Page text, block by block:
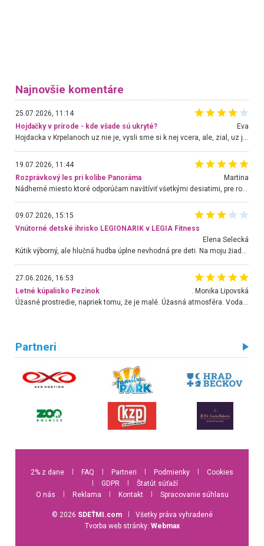
Najnovšie komentáre
25.07.2026, 11:14
Hojdačky v prírode - kde všade sú ukryté?
Eva
Hojdacka v Krpelanoch uz nie je, vysli sme si k nej vcera, ale, zial, uz je znicena. Ak sem planujete cestu len kvoli hojdacke, mozete si ju usetrit. Krasny vyhlad je tu vsak aj bez hojdacky :-)
19.07.2026, 11:44
Rozprávkový les pri kolibe Panoráma
Martina
Nádherné miesto ktoré odporúčam navštíviť všetkými desiatimi, pre rodiny s deťmi, dôchodcom... Proste a jednoducho ozaj rozprávkový les.. určite ešte prídeme. Odniesli sme si na pamiatku krásne tričká,
09.07.2026, 15:15
Vnútorné detské ihrisko LEGIONARIK v LEGIA Fitness
Elena Selecká
Kútik výborný, ale hlučná hudba úplne nevhodná pre deti. Na moju žiadosť o aspoň sušenie nereagovali.
27.06.2026, 16:53
Letné kúpalisko Pezinok
. Monika Lipovská
Úžasné prostredie, napriek tomu, že je malé. Úžasná atmosféra. Voda fantastická a nádherná. Ľudí je pomerne veľa, ale su mili a ohľaduplní. Je veľmi zaujímavé sledovať, ako dokážu spolu športovať cudzí ľudia a bez ohľadu na vek. Vládne tu pohoda. Vnuka neviem dostať z vody. Ďakujem za krásny deň . Urcite sa sem vrátim. Jediný problém je s parkovaním, ale aj ten sa mi podarilo vyriešiť. Monika Bratislava
Partneri
2% z dane FAQ Partneri Podmienky
Cookies
GDPR
Štatút súťaží
O nás
Reklama Kontakt Spracovanie súhlasu
© 2026 SDEŤMI.com
Všetky práva vyhradené
Tvorba web stránky: Webmax